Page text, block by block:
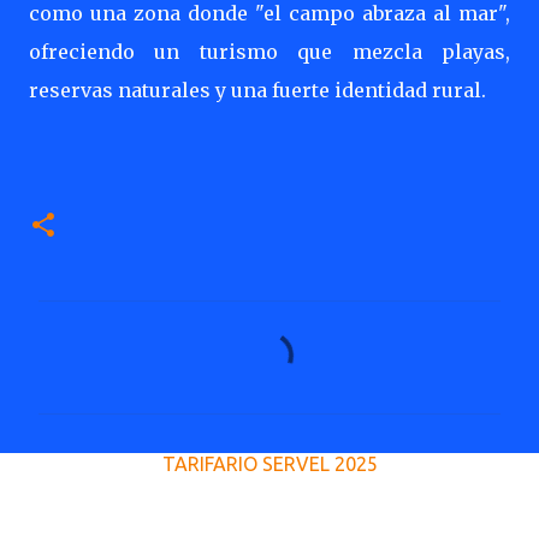
como una zona donde "el campo abraza al mar",
ofreciendo un turismo que mezcla playas,
reservas naturales y una fuerte identidad rural.
TARIFARIO SERVEL 2025